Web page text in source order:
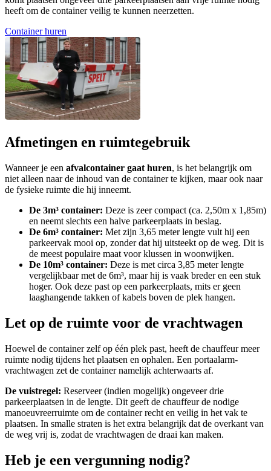
heeft om de container veilig te kunnen neerzetten.
Container huren
Afmetingen en ruimtegebruik
Wanneer je een afvalcontainer gaat huren, is het belangrijk om
niet alleen naar de inhoud van de container te kijken, maar ook naar
de fysieke ruimte die hij inneemt.
De 3m³ container: Deze is zeer compact (ca. 2,50m x 1,85m)
en neemt slechts een halve parkeerplaats in beslag.
De 6m³ container: Met zijn 3,65 meter lengte vult hij een
parkeervak mooi op, zonder dat hij uitsteekt op de weg. Dit is
de meest populaire maat voor klussen in woonwijken.
De 10m³ container: Deze is met circa 3,85 meter lengte
vergelijkbaar met de 6m³, maar hij is vaak breder en een stuk
hoger. Ook deze past op een parkeerplaats, mits er geen
laaghangende takken of kabels boven de plek hangen.
Let op de ruimte voor de vrachtwagen
Hoewel de container zelf op één plek past, heeft de chauffeur meer
ruimte nodig tijdens het plaatsen en ophalen. Een portaalarm-
vrachtwagen zet de container namelijk achterwaarts af.
De vuistregel: Reserveer (indien mogelijk) ongeveer drie
parkeerplaatsen in de lengte. Dit geeft de chauffeur de nodige
manoeuvreerruimte om de container recht en veilig in het vak te
plaatsen. In smalle straten is het extra belangrijk dat de overkant van
de weg vrij is, zodat de vrachtwagen de draai kan maken.
Heb je een vergunning nodig?